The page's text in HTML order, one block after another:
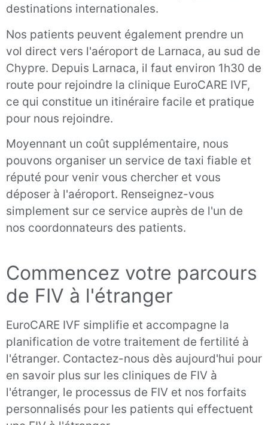
destinations internationales.
Nos patients peuvent également prendre un
vol direct vers l'aéroport de Larnaca, au sud de
Chypre. Depuis Larnaca, il faut environ 1h30 de
route pour rejoindre la clinique EuroCARE IVF,
ce qui constitue un itinéraire facile et pratique
pour nous rejoindre.
Moyennant un coût supplémentaire, nous
pouvons organiser un service de taxi fiable et
réputé pour venir vous chercher et vous
déposer à l'aéroport. Renseignez-vous
simplement sur ce service auprès de l'un de
nos coordonnateurs des patients.
Commencez votre parcours
de FIV à l'étranger
EuroCARE IVF simplifie et accompagne la
planification de votre traitement de fertilité à
l'étranger. Contactez-nous dès aujourd'hui pour
en savoir plus sur les cliniques de FIV à
l'étranger, le processus de FIV et nos forfaits
personnalisés pour les patients qui effectuent